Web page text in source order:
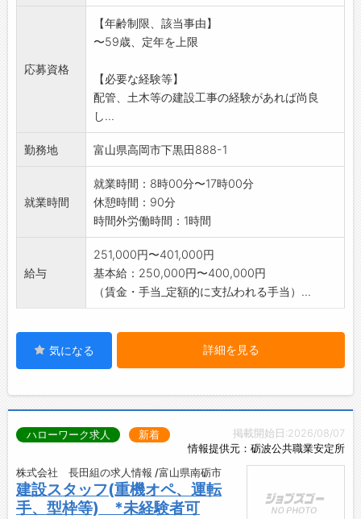
〇水道管を入れる箇所の掘削作業(人力作業と機
械作業あり)
〇工事車両の運転操作 3・4tダンプ・油圧シ
〇工事成果も大切ですが、最も重要なのは安全
第一!
【作業工程について】
道路を水道管を入れる深さまで掘る掘削作業
水道管を既定の深さ・位置に収める管布設作業
業
応募資格
【年齢制限、該当事由】
〜59歳、定年を上限
【必要な経験等】
配管、土木等の建設工事の経験があれば尚良
し...
勤務地 富山県高岡市下黒田888-1
就業時間
就業時間：8時00分〜17時00分
休憩時間：90分
時間外労働時間：1時間
給与
251,000円〜401,000円
基本給：250,000円〜400,000円
（賃金・手当_定額的に支払われる手当）...
気になる 詳細を見る
掲載開始日:2026/08/07
情報提供元：砺波公共職業安定所
ハローワーク求人 新着
株式会社 長田組の求人情報 /富山県南砺市
建設スタッフ(重機オペ、運転
手、型枠等) *未経験者可